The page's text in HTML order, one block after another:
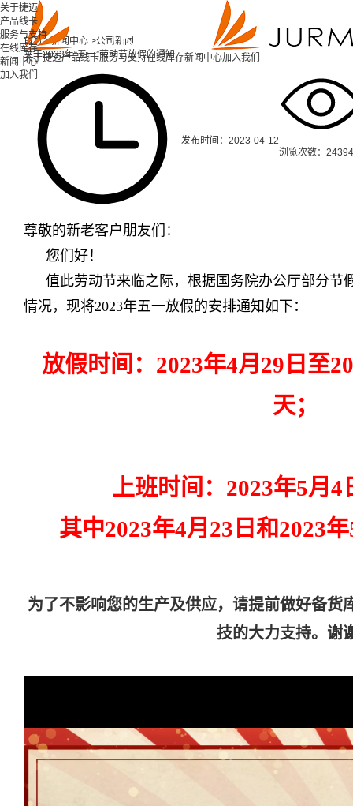
关于捷迈产品线卡服务与支持在线库存新闻中心加入我们
关于捷迈
产品线卡
服务与支持
在线库存
新闻中心
加入我们
首页 >新闻中心 >公司新闻
关于2023年“五一”劳动节放假的通知
发布时间：2023-04-12
浏览次数：
尊敬的新老客户朋友们：
您们好！
值此劳动节来临之际，根据国务院办公厅部分节
情况，现将2023年五一放假的安排通知如下：
放假时间：2023年4月29日至
天；
上班时间：2023年5月4
其中2023年4月23日和2023
为了不影响您的生产及供应，请提前做好备货
技的大力支持。谢